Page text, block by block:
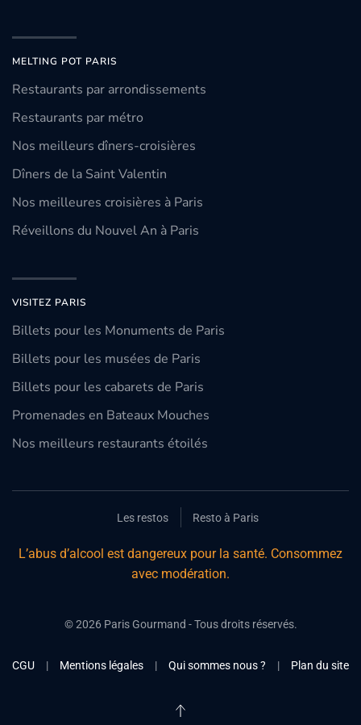
MELTING POT PARIS
Restaurants par arrondissements
Restaurants par métro
Nos meilleurs dîners-croisières
Dîners de la Saint Valentin
Nos meilleures croisières à Paris
Réveillons du Nouvel An à Paris
VISITEZ PARIS
Billets pour les Monuments de Paris
Billets pour les musées de Paris
Billets pour les cabarets de Paris
Promenades en Bateaux Mouches
Nos meilleurs restaurants étoilés
Les restos Resto à Paris
L’abus d’alcool est dangereux pour la santé. Consommez
avec modération.
©2026Paris Gourmand - Tous droits réservés.
CGU | Mentions légales | Qui sommes nous ? | Plan du site